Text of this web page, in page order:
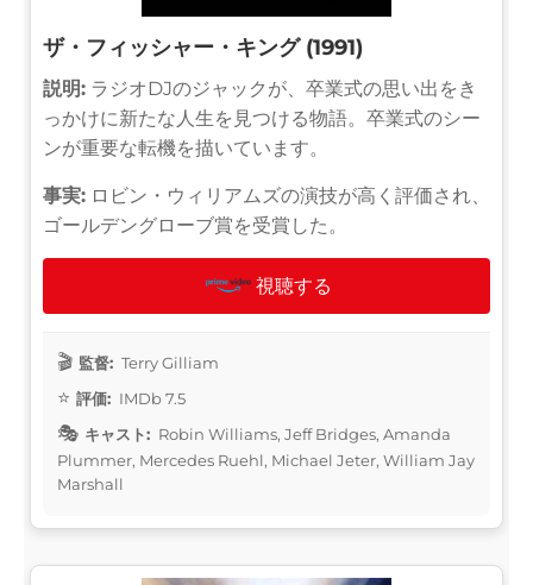
ザ・フィッシャー・キング (1991)
説明: ラジオDJのジャックが、卒業式の思い出をき
っかけに新たな人生を見つける物語。卒業式のシー
ンが重要な転機を描いています。
事実: ロビン・ウィリアムズの演技が高く評価され、
ゴールデングローブ賞を受賞した。
視聴する
監督: Terry Gilliam
評価: IMDb 7.5
キャスト: Robin Williams, Jeff Bridges, Amanda
Plummer, Mercedes Ruehl, Michael Jeter, William Jay
Marshall